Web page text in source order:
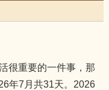
工
开市
重要的一件事，那
年7月共31天。2026